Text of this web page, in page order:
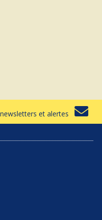
et alertes